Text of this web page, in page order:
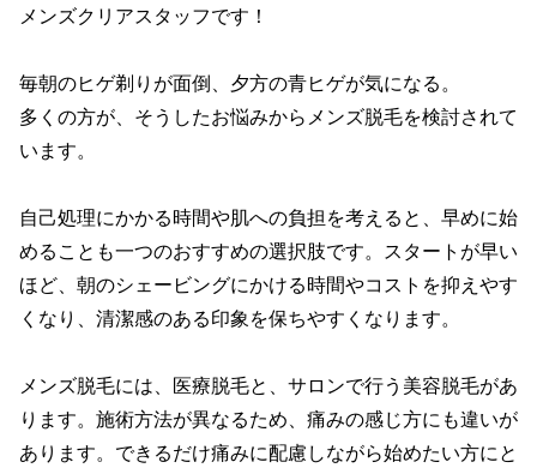
メンズクリアスタッフです！
毎朝のヒゲ剃りが面倒、夕方の青ヒゲが気になる。
多くの方が、そうしたお悩みからメンズ脱毛を検討されて
います。
自己処理にかかる時間や肌への負担を考えると、早めに始
めることも一つのおすすめの選択肢です。スタートが早い
ほど、朝のシェービングにかける時間やコストを抑えやす
くなり、清潔感のある印象を保ちやすくなります。
メンズ脱毛には、医療脱毛と、サロンで行う美容脱毛があ
ります。施術方法が異なるため、痛みの感じ方にも違いが
あります。できるだけ痛みに配慮しながら始めたい方にと